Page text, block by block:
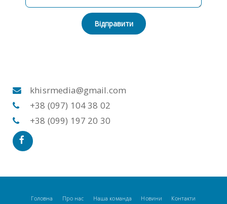
Відправити
khisrmedia@gmail.com
+38 (097) 104 38 02
+38 (099) 197 20 30
Головна Про нас Наша команда Новини Контакти